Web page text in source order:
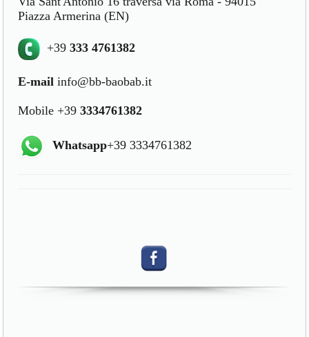
Piazza Armerina (EN)
+39333 4761382
E-mail info@bb-baobab.it
Mobile +393334761382
Whatsapp+39 3334761382